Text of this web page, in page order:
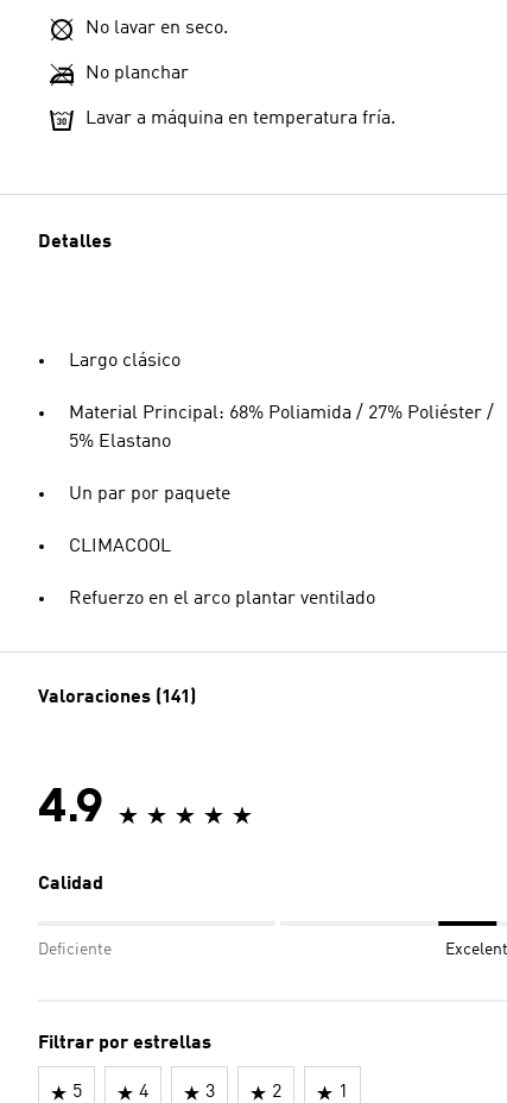
No lavar en seco.
No planchar
Lavar a máquina en temperatura fría.
Detalles
Largo clásico
Material Principal: 68% Poliamida / 27% Poliéster /
5% Elastano
Un par por paquete
CLIMACOOL
Refuerzo en el arco plantar ventilado
Valoraciones (141)
4.9
Calidad
Deficiente
Filtrar por estrellas
5 4 3 2 1